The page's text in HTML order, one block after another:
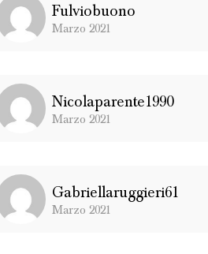
Fulviobuono
Marzo 2021
Nicolaparente1990
Marzo 2021
Gabriellaruggieri61
Marzo 2021